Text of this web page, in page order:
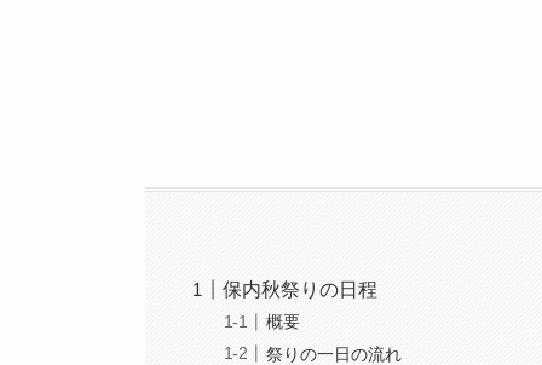
保内秋祭りの日程
概要
祭りの一日の流れ